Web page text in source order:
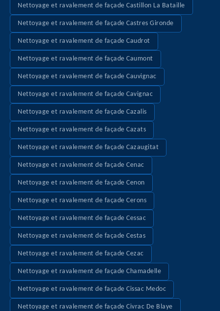
Nettoyage et ravalement de façade Castillon La Bataille
Nettoyage et ravalement de façade Castres Gironde
Nettoyage et ravalement de façade Caudrot
Nettoyage et ravalement de façade Caumont
Nettoyage et ravalement de façade Cauvignac
Nettoyage et ravalement de façade Cavignac
Nettoyage et ravalement de façade Cazalis
Nettoyage et ravalement de façade Cazats
Nettoyage et ravalement de façade Cazaugitat
Nettoyage et ravalement de façade Cenac
Nettoyage et ravalement de façade Cenon
Nettoyage et ravalement de façade Cerons
Nettoyage et ravalement de façade Cessac
Nettoyage et ravalement de façade Cestas
Nettoyage et ravalement de façade Cezac
Nettoyage et ravalement de façade Chamadelle
Nettoyage et ravalement de façade Cissac Medoc
Nettoyage et ravalement de façade Civrac De Blaye